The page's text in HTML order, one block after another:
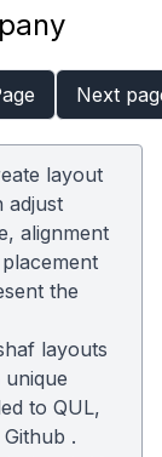
Next
layout
adjust
alignment
the
layouts
to QUL,
Github .